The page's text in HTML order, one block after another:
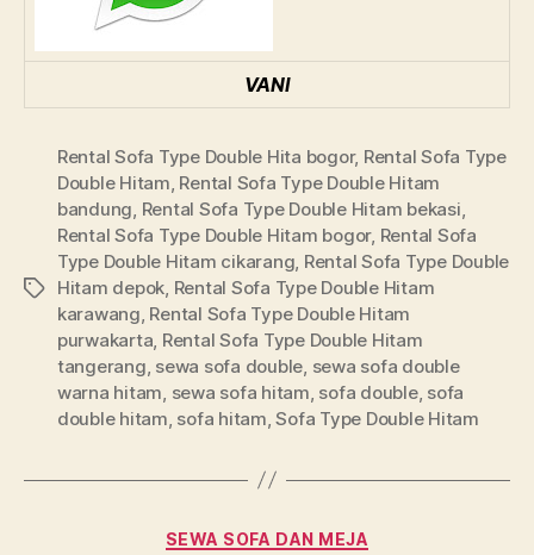
VANI
Tags
Rental Sofa Type Double Hita bogor, Rental Sofa Type
Double Hitam Rental Sofa Type Double Hitam
bandung Rental Sofa Type Double Hitam bekasi
Rental Sofa Type Double Hitam bogor, Rental Sofa
Type Double Hitam cikarang Rental Sofa Type Double
Hitam depok Rental Sofa Type Double Hitam
karawang Rental Sofa Type Double Hitam
purwakarta Rental Sofa Type Double Hitam
tangerang sewa sofa double sewa sofa double
warna hitam sewa sofa hitam sofa double, sofa
double hitam sofa hitam ,Sofa Type Double Hitam
Categories
SEWA SOFA DAN MEJA